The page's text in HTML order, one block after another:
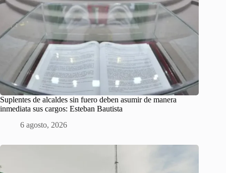
Suplentes de alcaldes sin fuero deben asumir de manera
inmediata sus cargos: Esteban Bautista
6 agosto, 2026